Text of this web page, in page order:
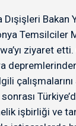
Bakan
Temsilciler
ziyaret etti.
işbirliği ve